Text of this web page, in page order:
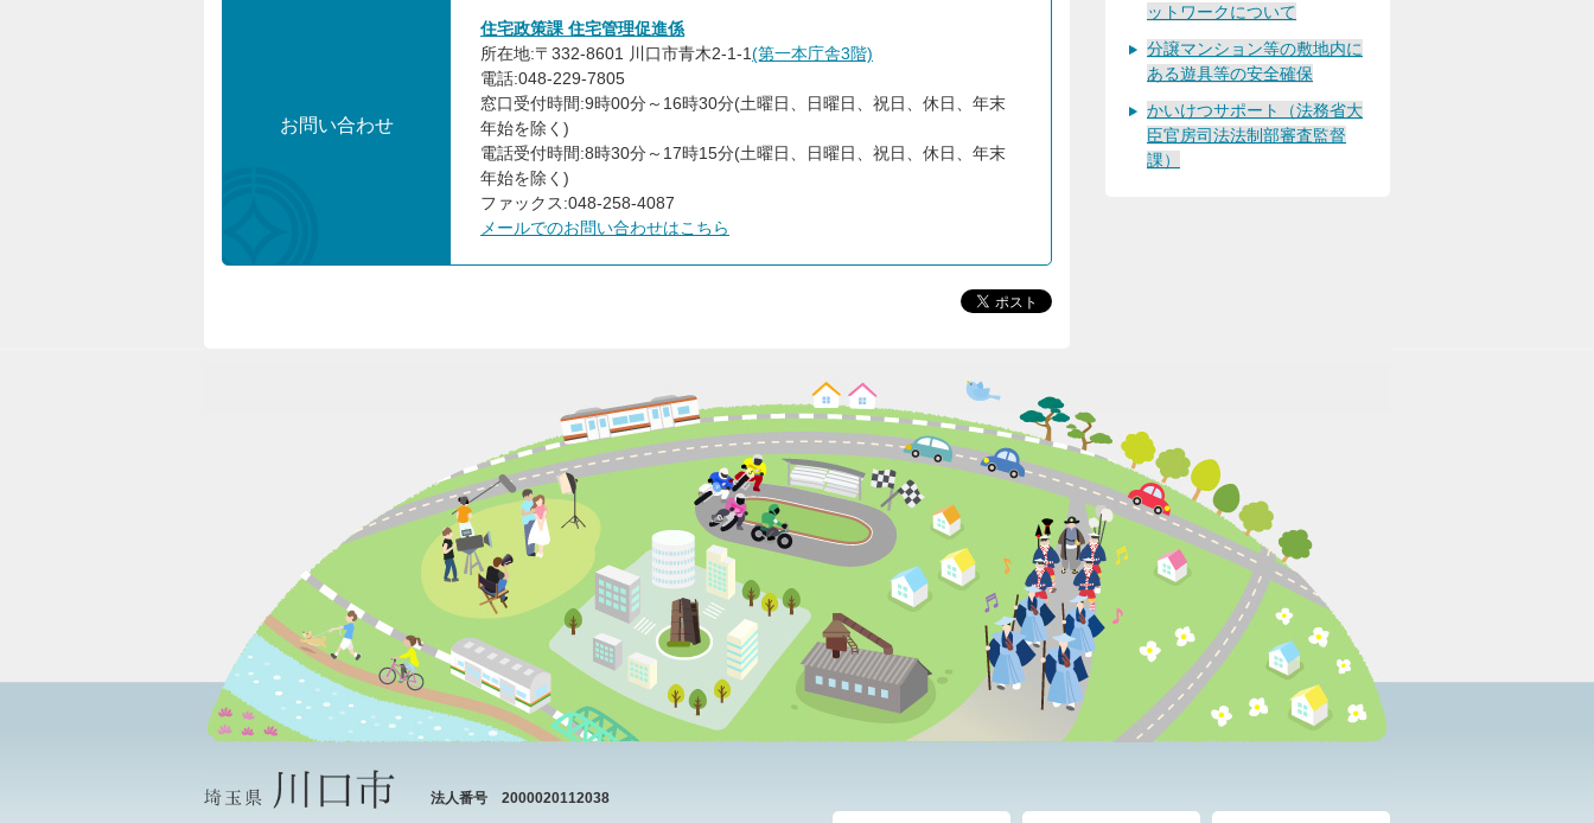
お問い合わせ
住宅政策課 住宅管理促進係
所在地:〒332-8601 川口市青木2-1-1(第一本庁舎3階)
電話:048-229-7805
窓口受付時間:9時00分～16時30分(土曜日、日曜日、祝日、休日、年末
年始を除く)
電話受付時間:8時30分～17時15分(土曜日、日曜日、祝日、休日、年末
年始を除く)
ファックス:048-258-4087
メールでのお問い合わせはこちら
ットワークについて
分譲マンション等の敷地内に
ある遊具等の安全確保
かいけつサポート（法務省大
臣官房司法法制部審査監督
課）
法人番号 2000020112038